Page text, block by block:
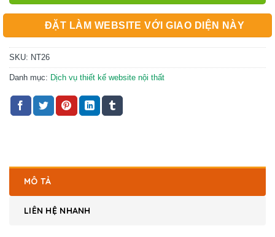
ĐẶT LÀM WEBSITE VỚI GIAO DIỆN NÀY
SKU: NT26
Danh mục: Dịch vụ thiết kế website nội thất
MÔ TẢ
LIÊN HỆ NHANH